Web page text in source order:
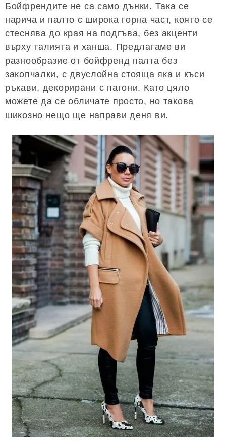
Бойфрендите не са само дънки. Така се
нарича и палто с широка горна част, която се
стеснява до края на подгъва, без акценти
върху талията и ханша. Предлагаме ви
разнообразие от бойфренд палта без
закопчалки, с двуслойна стояща яка и къси
ръкави, декорирани с пагони. Като цяло
можете да се обличате просто, но такова
шикозно нещо ще направи деня ви.